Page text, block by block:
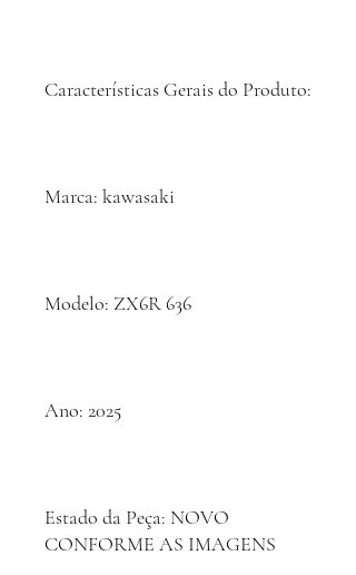
Características Gerais do Produto:
Marca: kawasaki
Modelo: ZX6R 636
Ano: 2025
Estado da Peça: NOVO
CONFORME AS IMAGENS